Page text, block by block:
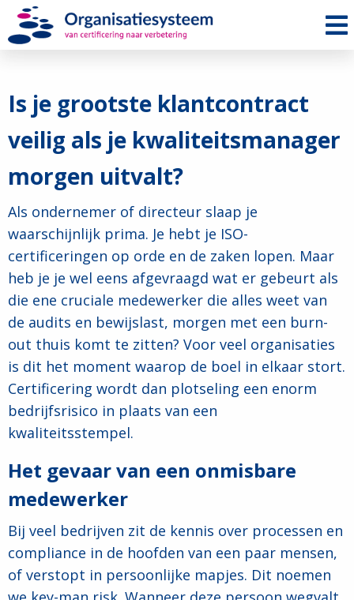
Is je grootste klantcontract
veilig als je kwaliteitsmanager
morgen uitvalt?
Als ondernemer of directeur slaap je
waarschijnlijk prima. Je hebt je ISO-
certificeringen op orde en de zaken lopen. Maar
heb je je wel eens afgevraagd wat er gebeurt als
die ene cruciale medewerker die alles weet van
de audits en bewijslast, morgen met een burn-
out thuis komt te zitten? Voor veel organisaties
is dit het moment waarop de boel in elkaar stort.
Certificering wordt dan plotseling een enorm
bedrijfsrisico in plaats van een
kwaliteitsstempel.
Het gevaar van een onmisbare
medewerker
Bij veel bedrijven zit de kennis over processen en
compliance in de hoofden van een paar mensen,
of verstopt in persoonlijke mapjes. Dit noemen